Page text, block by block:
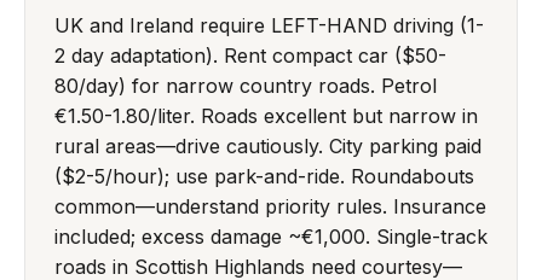
UK and Ireland require LEFT-HAND driving (1-
2 day adaptation). Rent compact car ($50-
80/day) for narrow country roads. Petrol
€1.50-1.80/liter. Roads excellent but narrow in
rural areas—drive cautiously. City parking paid
($2-5/hour); use park-and-ride. Roundabouts
common—understand priority rules. Insurance
included; excess damage ~€1,000. Single-track
roads in Scottish Highlands need courtesy—